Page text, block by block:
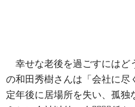
幸せな老後を過ごすにはど
の和田秀樹さんは「会社に尽
定年後に居場所を失い、孤